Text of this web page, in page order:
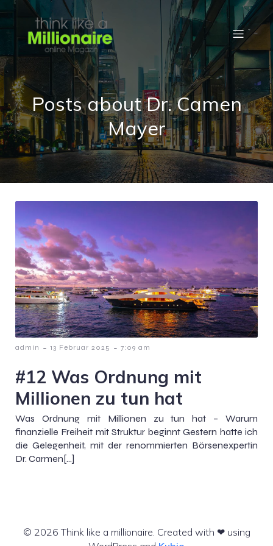
Posts about Dr. Camen
Mayer
admin - 13 Februar 2025 - 7:09 am
#12 Was Ordnung mit
Millionen zu tun hat
Was Ordnung mit Millionen zu tun hat – Warum
finanzielle Freiheit mit Struktur beginnt Gestern hatte ich
die Gelegenheit, mit der renommierten Börsenexpertin
Dr. Carmen[…]
© 2026 Think like a millionaire. Created with ❤ using